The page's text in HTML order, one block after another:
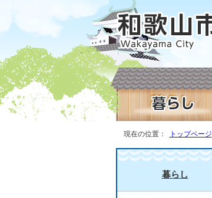
現在の位置： トップページ
暮らし